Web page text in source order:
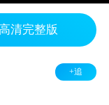
清完整版
+追